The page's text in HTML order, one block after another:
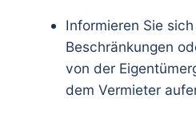
Informieren Sie
Beschränkungen
von der
dem Vermieter